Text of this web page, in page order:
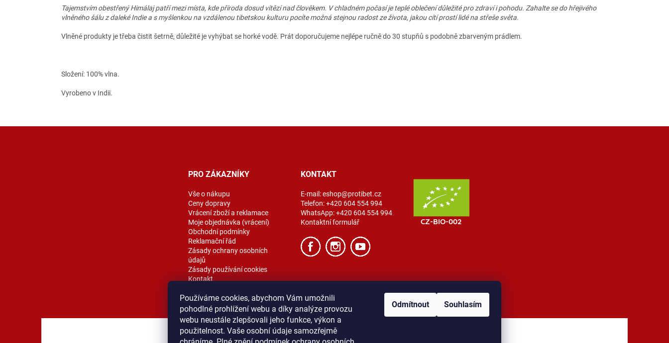
Používáme cookies, abychom Vám umožnili
pohodlné prohlížení webu a díky analýze provozu
webu neustále zlepšovali jeho funkce, výkon a
použitelnost. Vaše osobní údaje samozřejmě
Odmítnout Souhlasím
Tajemstvím obestřený Himálaj patří mezi místa, kde příroda dosud vítězí nad člověkem. V chladném počasí je teplé oblečení důležité pro zdraví i pohodu. Zahalte se do hřejivého
vlněného šálu z daleké Indie a s myšlenkou na vzdálenou tibetskou kulturu pocíte možná stejnou radost ze života, jakou cítí prostí lidé na střeše světa.
Vlněné produkty je třeba čistit šetrně, důležité je vyhýbat se horké vodě. Prát doporučujeme nejlépe ručně do 30 stupňů s podobně zbarveným prádlem.
Složení: 100% vlna.
Vyrobeno v Indii.
PRO ZÁKAZNÍKY
Vše o nákupu
Ceny dopravy
Vrácení zboží a reklamace
Moje objednávka (vrácení)
Obchodní podmínky
Reklamační řád
Zásady ochrany osobních
údajů
Zásady používání cookies
Kontakt
KONTAKT
E-mail:eshop@protibet.cz
Telefon:+420 604 554 994
WhatsApp:+420 604 554 994
Kontaktní formulář
MOST ProTibet Vše o nákupu Obchodní podmínky